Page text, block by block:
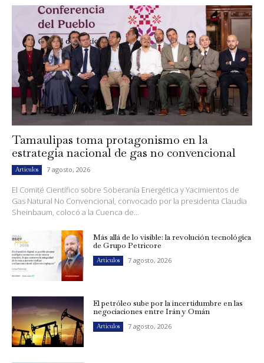
Tamaulipas toma protagonismo en la
estrategia nacional de gas no convencional
Artículos 7 agosto, 2026
El Comité Científico sobre Soberanía Energética y Yacimientos de
Gas Natural No Convencional, convocado por la presidenta Claudia
Sheinbaum, colocó a la Cuenca de...
Más allá de lo visible: la revolución tecnológica
de Grupo Petricore
Artículos 7 agosto, 2026
El petróleo sube por la incertidumbre en las
negociaciones entre Irán y Omán
Artículos 7 agosto, 2026